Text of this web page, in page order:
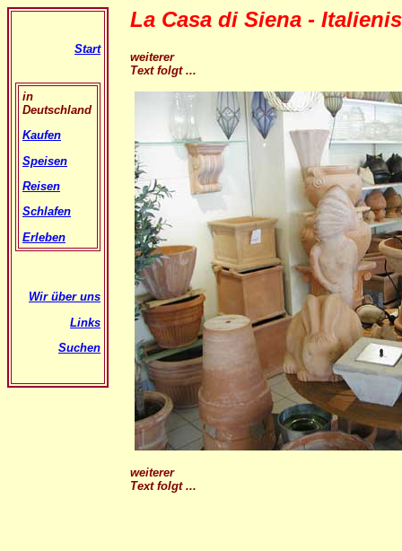
Start
in
Deutschland
Kaufen
Speisen
Reisen
Schlafen
Erleben
Wir über uns
Links
Suchen
La Casa di Siena -
weiterer
Text folgt ...
weiterer
Text folgt ...